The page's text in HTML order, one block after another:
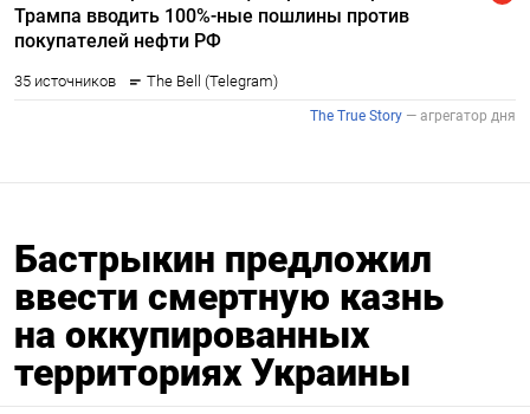
Бастрыкин предложил
ввести смертную казнь
на оккупированных
территориях Украины